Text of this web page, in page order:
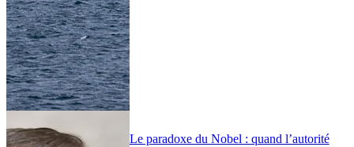
Le paradoxe du Nobel : quand l’autorité